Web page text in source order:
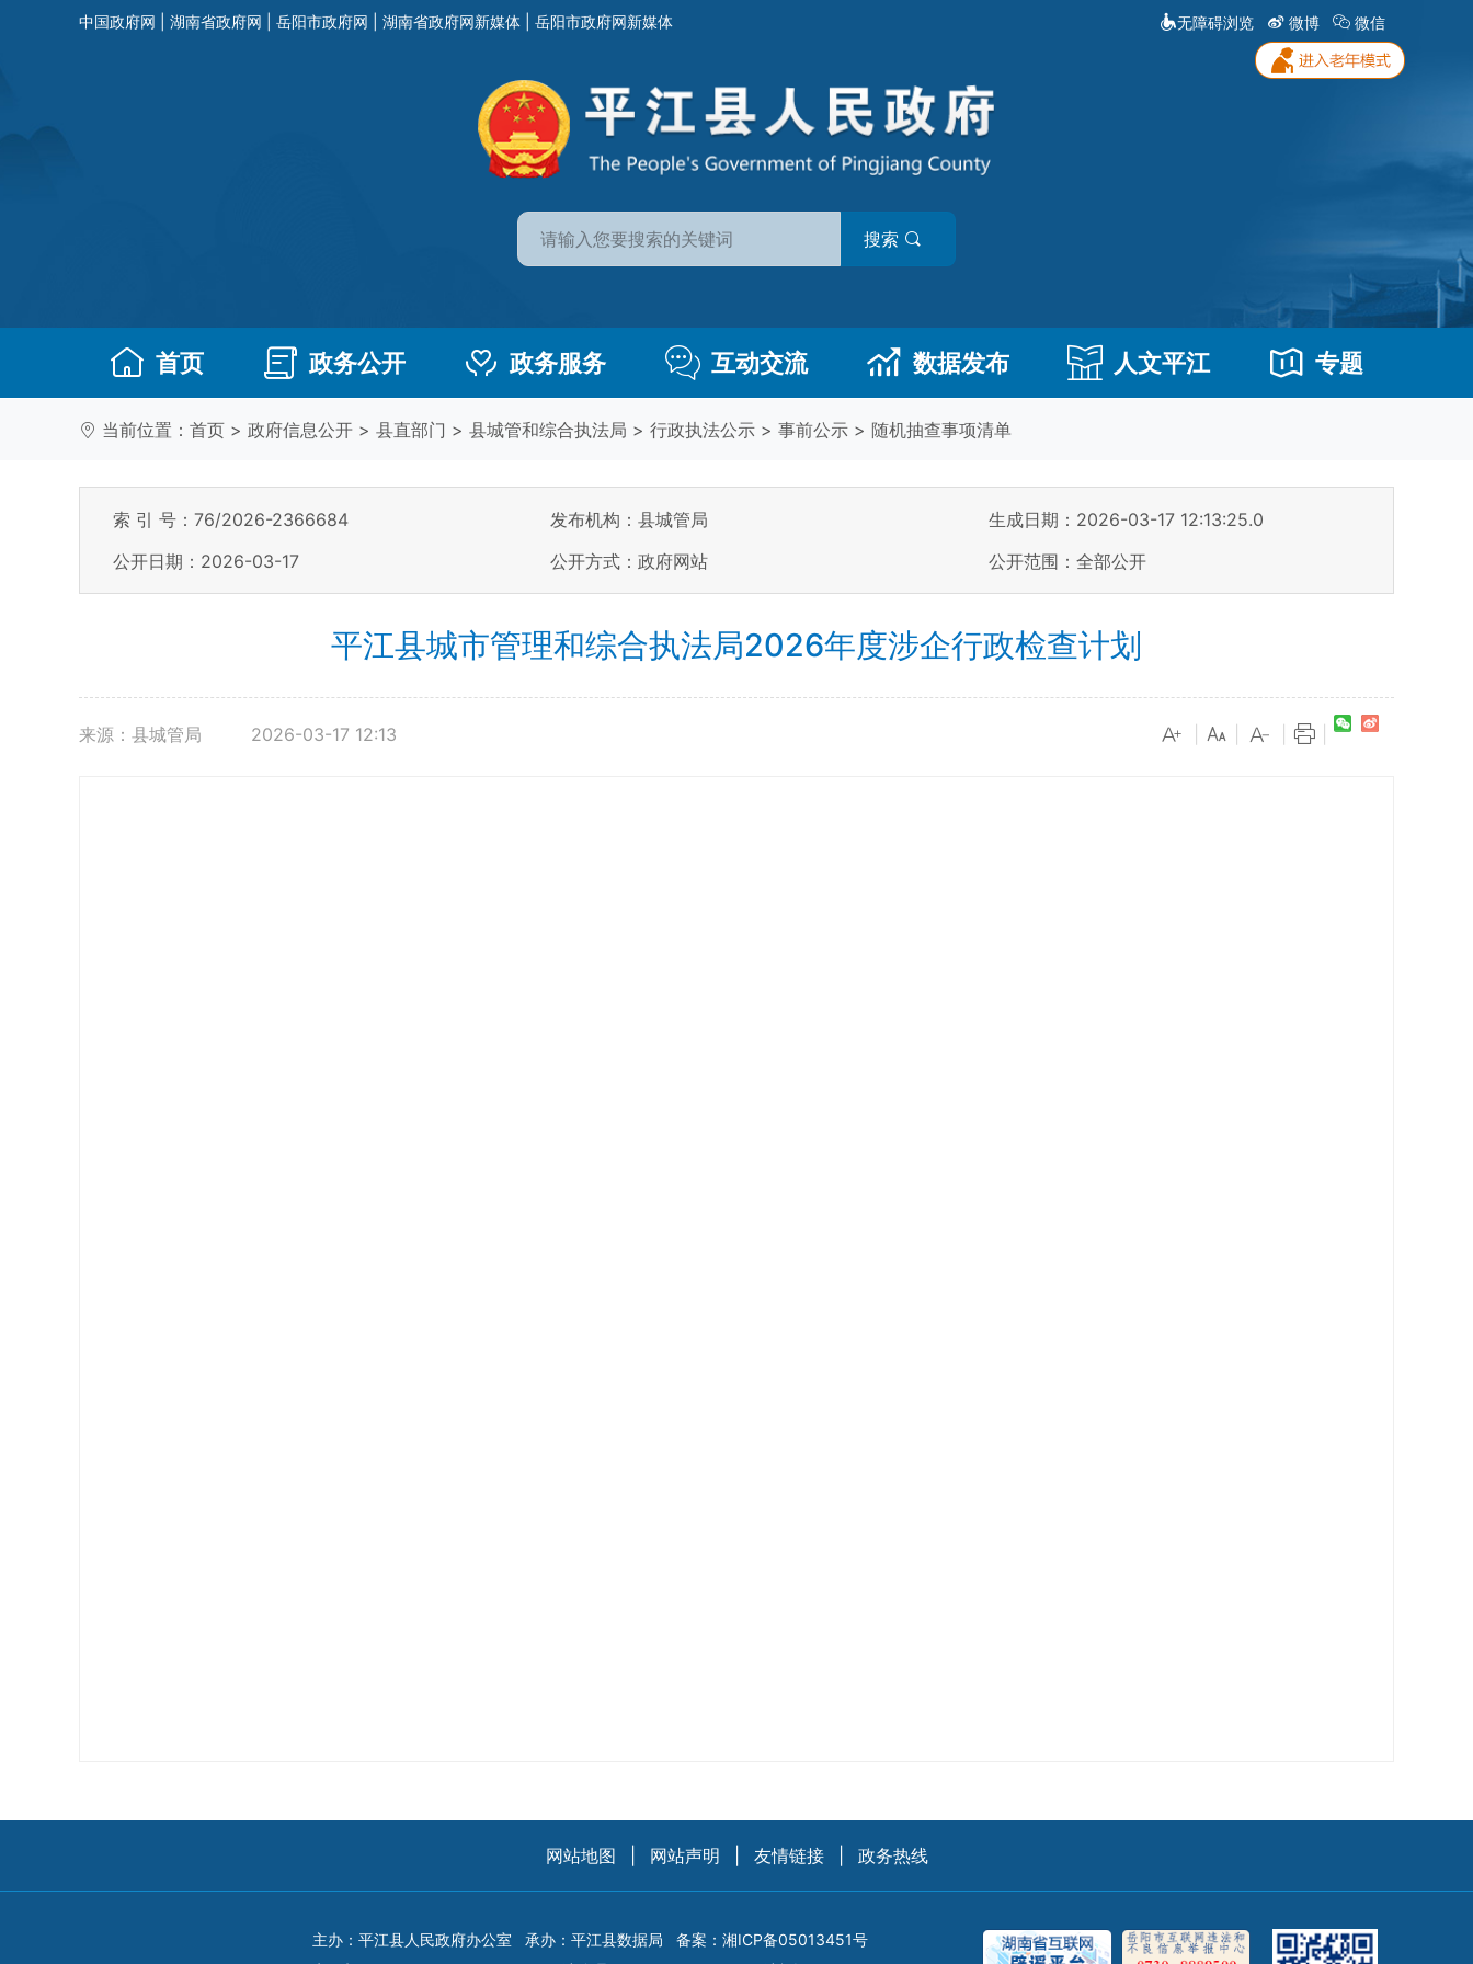
中国政府网 湖南省政府网 岳阳市政府网 湖南省政府网新媒体 岳阳市政府网新媒体 无障碍浏览 微博 微信
搜索
首页 政务公开 政务服务 互动交流 数据发布 人文平江 专题
当前位置： 首页 > 政府信息公开 > 县直部门 > 县城管和综合执法局 > 行政执法公示 > 事前公示 > 随机抽查事项清单
索 引 号：76/2026-2366684 发布机构：县城管局
生成日期：2026-03-17 12:13:25.0
公开日期：2026-03-17
公开方式：政府网站 公开范围：全部公开
平江县城市管理和综合执法局2026年度涉企行政检查计划
来源：县城管局 2026-03-17 12:13
网站地图 网站声明 友情链接 政务热线
主办：平江县人民政府办公室 承办：平江县数据局 备案： 湘ICP备05013451号